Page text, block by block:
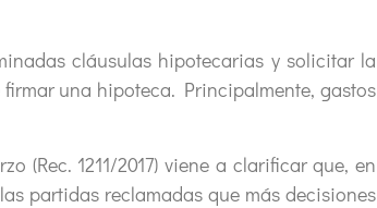
cláusulas hipotecarias y solicitar la
una hipoteca. Principalmente, gastos
(Rec. 1211/2017) viene a clarificar que, en
partidas reclamadas que más decisiones